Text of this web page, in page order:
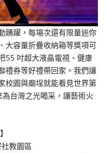
踴躍，每場次還有限量迷你
大容量折疊收納箱等獎項可
55 吋超大液晶電視、健康
禮券等好禮帶回家。我們讓
校園與廟埕就能看見世界第
台灣之光喝采，讓藝術火
教園區